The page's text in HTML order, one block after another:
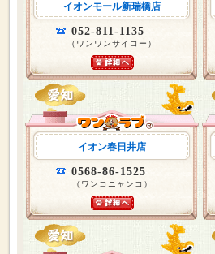
イオンモール新瑞橋店
052-811-1135
（ワンワンサイコー）
イオン春日井店
0568-86-1525
（ワンコニャンコ）